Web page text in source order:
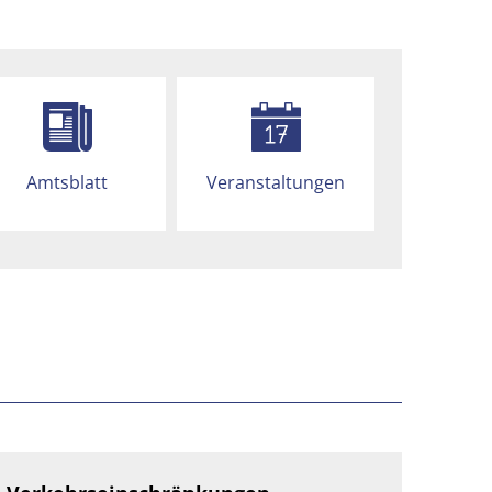
Amtsblatt Veranstaltungen